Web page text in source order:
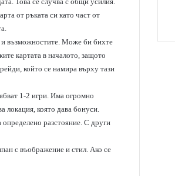
от ръката си като част от
и възможностите. Може би бихте
картата в началото, защото
който се намира върху тази
1-2 игри. Има огромно
локация, която дава бонуси.
определено разстояние. С други
с въображение и стил. Ако се